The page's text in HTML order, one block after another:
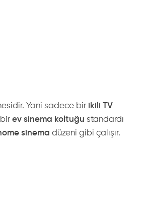
Yani sadece bir
ikili TV
ev sinema koltuğu standardı
sinema düzeni gibi çalışır.